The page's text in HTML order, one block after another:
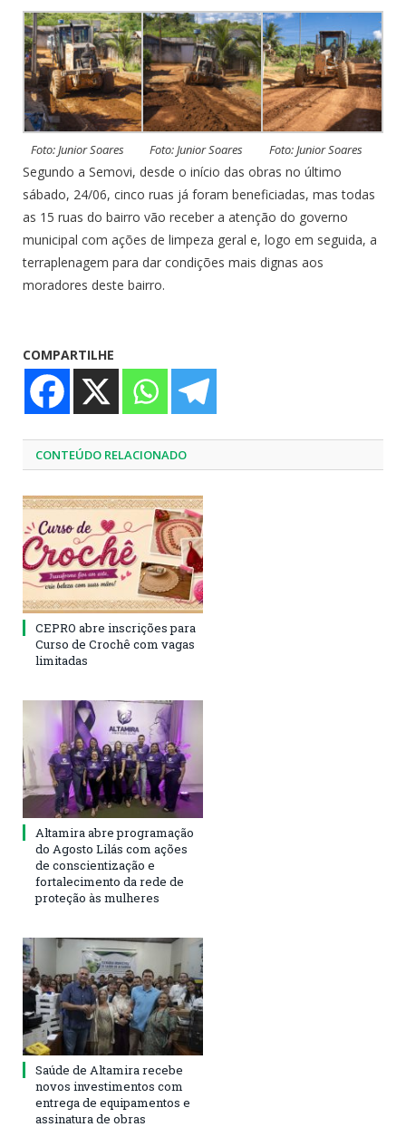
Foto: Junior Soares Foto: Junior Soares Foto: Junior Soares
Segundo a Semovi, desde o início das obras no último
sábado, 24/06, cinco ruas já foram beneficiadas, mas todas
as 15 ruas do bairro vão receber a atenção do governo
municipal com ações de limpeza geral e, logo em seguida, a
terraplenagem para dar condições mais dignas aos
moradores deste bairro.
COMPARTILHE
CONTEÚDO RELACIONADO
CEPRO abre inscrições para
Curso de Crochê com vagas
limitadas
Altamira abre programação
do Agosto Lilás com ações
de conscientização e
fortalecimento da rede de
proteção às mulheres
Saúde de Altamira recebe
novos investimentos com
entrega de equipamentos e
assinatura de obras